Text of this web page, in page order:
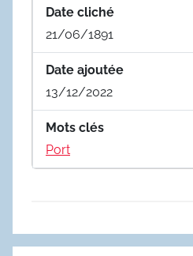
Date cliché
21/06/1891
Date ajoutée
13/12/2022
Mots clés
Port